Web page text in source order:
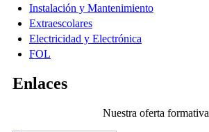
Instalación y Mantenimiento
Extraescolares
Electricidad y Electrónica
FOL
Enlaces
Nuestra oferta formativa